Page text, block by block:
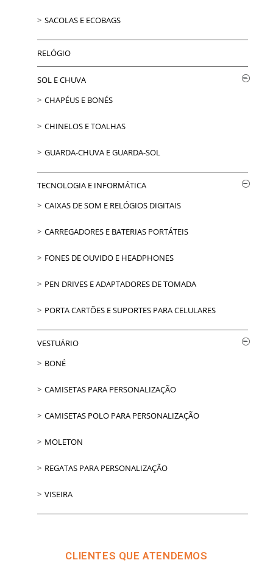
SACOLAS E ECOBAGS
RELÓGIO
SOL E CHUVA
CHAPÉUS E BONÉS
CHINELOS E TOALHAS
GUARDA-CHUVA E GUARDA-SOL
TECNOLOGIA E INFORMÁTICA
CAIXAS DE SOM E RELÓGIOS DIGITAIS
CARREGADORES E BATERIAS PORTÁTEIS
FONES DE OUVIDO E HEADPHONES
PEN DRIVES E ADAPTADORES DE TOMADA
PORTA CARTÕES E SUPORTES PARA CELULARES
VESTUÁRIO
BONÉ
CAMISETAS PARA PERSONALIZAÇÃO
CAMISETAS POLO PARA PERSONALIZAÇÃO
MOLETON
REGATAS PARA PERSONALIZAÇÃO
VISEIRA
CLIENTES QUE ATENDEMOS